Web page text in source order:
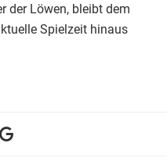
der Löwen, bleibt dem
Spielzeit hinaus